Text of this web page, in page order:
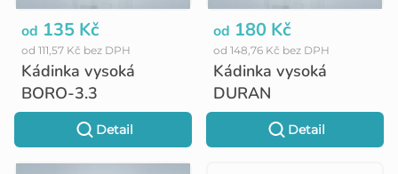
o
d
u
k
t
Kádinka vysoká
BORO-3.3
od 111,57 Kč bez DPH
od 135 Kč
Detail
Kádinka vysoká
DURAN
od 148,76 Kč bez DPH
od 180 Kč
Detail